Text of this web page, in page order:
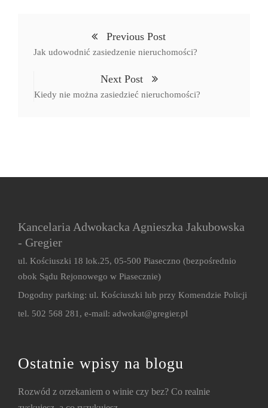
In
Previous Post
Jak udowodnić zasiedzenie nieruchomości?
Next Post
Kiedy nie można zasiedzieć nieruchomości?
Kancelaria Adwokacka Agnieszka Jakubowska
- Gregier
ul. Kościuszki 18 lok.25, 05-500 Piaseczno (bezpośrednio
obok Sądu Rejonowego w Piasecznie)
Dogodny parking: ul. Kościuszki lub przy Komendzie Policji
tel. 502 568 281, e-mail: adwokat@gregier.pl
Ostatnie wpisy na blogu
Rozwód z orzekaniem o winie czy bez? Co realnie